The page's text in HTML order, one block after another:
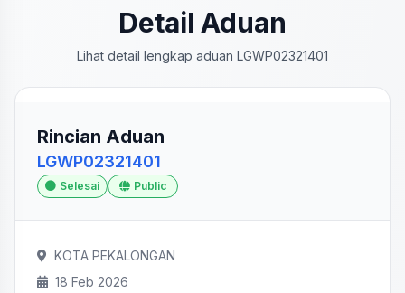
Detail Aduan
Lihat detail lengkap aduan LGWP02321401
Rincian Aduan
LGWP02321401
Selesai Public
KOTA PEKALONGAN
18 Feb 2026